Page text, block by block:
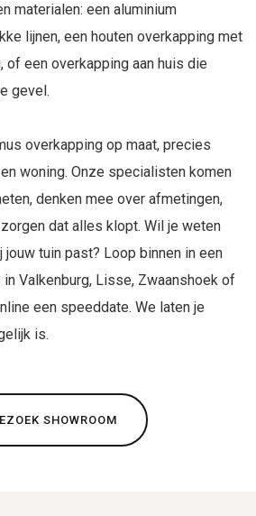
materialen: een aluminium
lijnen, een houten overkapping met
of een overkapping aan huis die
gevel.
overkapping op maat, precies
woning. Onze specialisten komen
denken mee over afmetingen,
dat alles klopt. Wil je weten
tuin past? Loop binnen in een
Valkenburg, Lisse, Zwaanshoek of
een speeddate. We laten je
is.
SHOWROOM